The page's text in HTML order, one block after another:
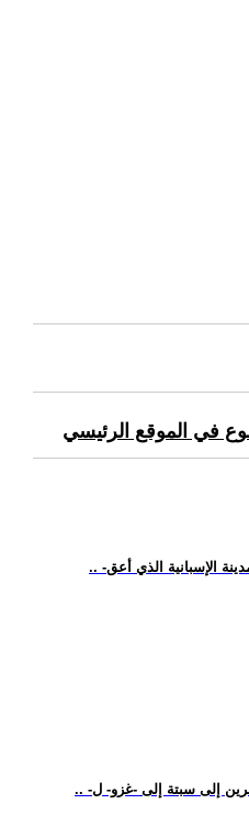
في الموقع الرئيسي
الإسبانية الذي أعق
إلى سبتة إلى -غزو- ل